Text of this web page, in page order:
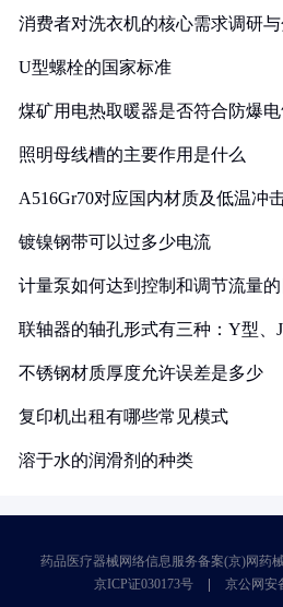
消费者对洗衣机的核心需求调研
U型螺栓的国家标准
煤矿用电热取暖器是否符合防爆
照明母线槽的主要作用是什么
A516Gr70对应国内材质及低温冲
镀镍钢带可以过多少电流
计量泵如何达到控制和调节流量
联轴器的轴孔形式有三种：Y型、
不锈钢材质厚度允许误差是多少
复印机出租有哪些常见模式
溶于水的润滑剂的种类
药品医疗器械网络信息服务备案(京)网药
京ICP证030173号
京公网安